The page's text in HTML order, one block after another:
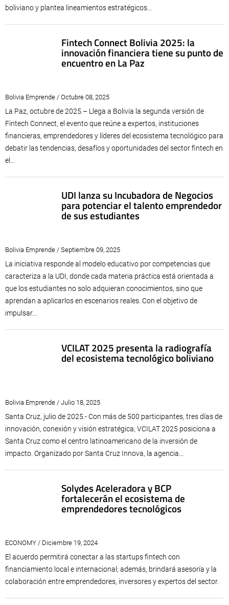
boliviano y plantea lineamientos estratégicos...
Fintech Connect Bolivia 2025: la
innovación financiera tiene su punto de
encuentro en La Paz
Bolivia Emprende / Octubre 08, 2025
La Paz, octubre de 2025.– Llega a Bolivia la segunda versión de
Fintech Connect, el evento que reúne a expertos, instituciones
financieras, emprendedores y líderes del ecosistema tecnológico para
debatir las tendencias, desafíos y oportunidades del sector fintech en
el...
UDI lanza su Incubadora de Negocios
para potenciar el talento emprendedor
de sus estudiantes
Bolivia Emprende / Septiembre 09, 2025
La iniciativa responde al modelo educativo por competencias que
caracteriza a la UDI, donde cada materia práctica está orientada a
que los estudiantes no solo adquieran conocimientos, sino que
aprendan a aplicarlos en escenarios reales. Con el objetivo de
impulsar...
VCILAT 2025 presenta la radiografía
del ecosistema tecnológico boliviano
Bolivia Emprende / Julio 18, 2025
Santa Cruz, julio de 2025.- Con más de 500 participantes, tres días de
innovación, conexión y visión estratégica, VCILAT 2025 posiciona a
Santa Cruz como el centro latinoamericano de la inversión de
impacto. Organizado por Santa Cruz Innova, la agencia...
Solydes Aceleradora y BCP
fortalecerán el ecosistema de
emprendedores tecnológicos
ECONOMY / Diciembre 19, 2024
El acuerdo permitirá conectar a las startups fintech con
financiamiento local e internacional; además, brindará asesoría y la
colaboración entre emprendedores, inversores y expertos del sector.